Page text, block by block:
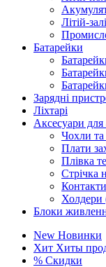
Літій-
Батарейки
Зарядні
Ліхтарі
Аксесуари для
Чохли
Плати
Плівка
Стрічка
Холдери
Блоки
New Новинки
Хит Хиты
% Скидки